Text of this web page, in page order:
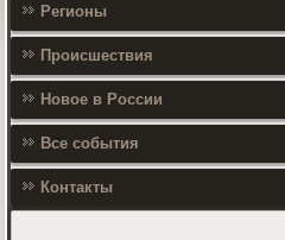
Регионы
Происшествия
Новое в России
Все события
Контакты